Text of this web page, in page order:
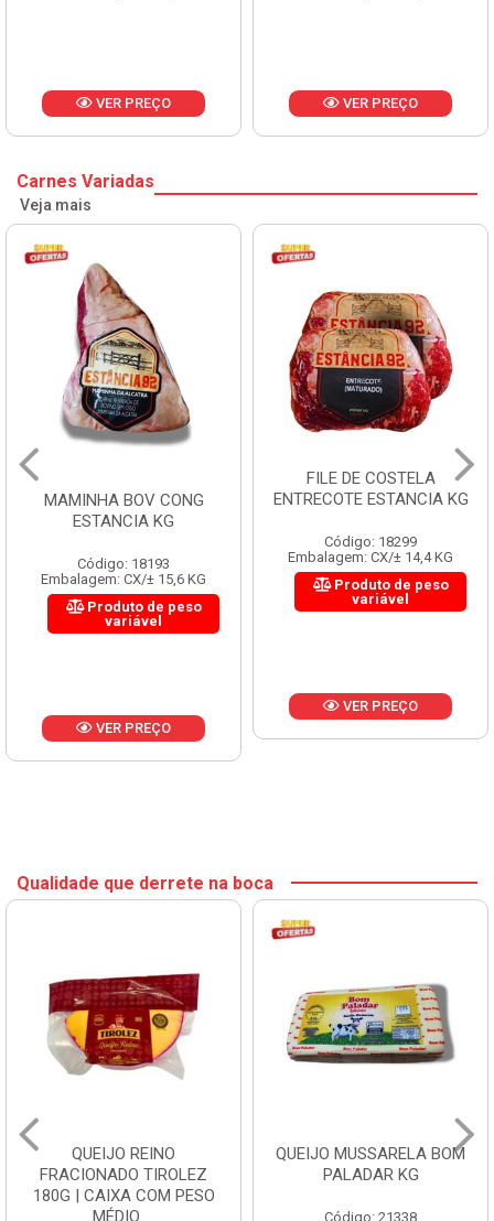
VER PREÇO VER PREÇO
Carnes Variadas
Veja mais
MAMINHA BOV CONG
ESTANCIA KG
Código: 18193
Embalagem: CX/± 15,6 KG
Produto de peso
variável
VER PREÇO
FILE DE COSTELA
ENTRECOTE ESTANCIA KG
Código: 18299
Embalagem: CX/± 14,4 KG
Produto de peso
variável
VER PREÇO
Qualidade que derrete na boca
QUEIJO REINO
FRACIONADO TIROLEZ
180G | CAIXA COM PESO
MÉDIO ...
QUEIJO MUSSARELA BOM
PALADAR KG
Código: 21338